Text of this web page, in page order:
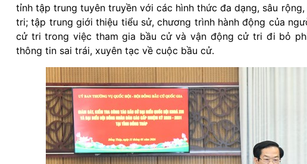
tỉnh tập trung tuyên truyền với các hình thức đa dạng, sâu
tri; tập trung giới thiệu tiểu sử, chương trình hành động của
cử tri trong việc tham gia bầu cử và vận động cử tri đi bỏ
thông tin sai trái, xuyên tạc về cuộc bầu cử.